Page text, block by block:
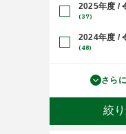
2025年度 /
(37)
2024年度 /
(48)
さら